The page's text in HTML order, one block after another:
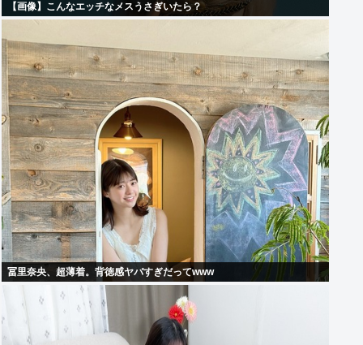
【画像】こんなエッチなメスうさぎいたら？
冨里奈央、超薄着。背徳感ヤバすぎだってwww